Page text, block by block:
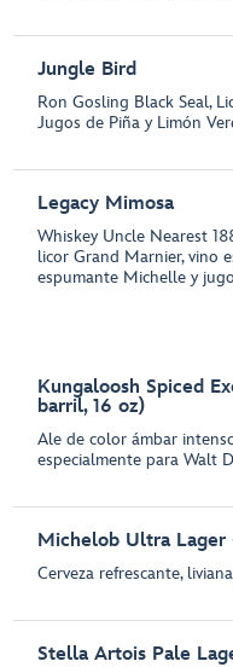
Jungle Bird
Ron Gosling Black Seal,
Jugos de Piña y Limón
Legacy Mimosa
Whiskey Uncle Nearest
licor Grand Marnier, vino
espumante Michelle y
Kungaloosh Spiced
barril, 16 oz)
Ale de color ámbar
especialmente para Walt
Michelob Ultra Lager
Cerveza refrescante,
Stella Artois Pale